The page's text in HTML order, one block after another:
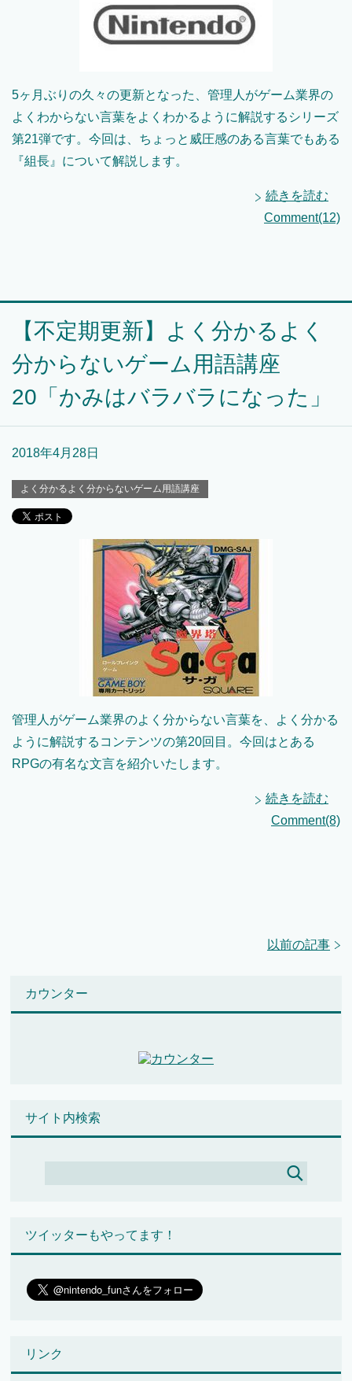
5ヶ月ぶりの久々の更新となった、管理人がゲーム業界の
よくわからない言葉をよくわかるように解説するシリーズ
第21弾です。今回は、ちょっと威圧感のある言葉でもある
『組長』について解説します。
続きを読む
Comment(12)
【不定期更新】よく分かるよく
分からないゲーム用語講座
20「かみはバラバラになった」
2018年4月28日
よく分かるよく分からないゲーム用語講座
管理人がゲーム業界のよく分からない言葉を、よく分かる
ように解説するコンテンツの第20回目。今回はとある
RPGの有名な文言を紹介いたします。
続きを読む
Comment(8)
以前の記事
カウンター
サイト内検索
ツイッターもやってます！
リンク